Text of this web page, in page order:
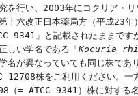
を行い、2003年にコクリア・
十六改正日本薬局方（平成23年
9341」と記載されたままです
しい学名である「 Kocuria
名が異なっていても同じ株であ
12708株をご利用ください。一
（= ATCC 9341）株に対する